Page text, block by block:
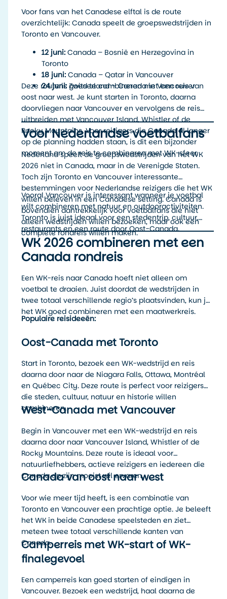
Voor fans van het Canadese elftal is de route
overzichtelijk: Canada speelt de groepswedstrijden in
Toronto en Vancouver.
12 juni: Canada – Bosnië en Herzegovina in
Toronto
18 juni: Canada – Qatar in Vancouver
24 juni: Zwitserland – Canada in Vancouver
Deze route is goed te combineren met een reis van
oost naar west. Je kunt starten in Toronto, daarna
doorvliegen naar Vancouver en vervolgens de reis
uitbreiden met Vancouver Island, Whistler of de
Rocky Mountains. Voor reizigers die Canada al langer
op de planning hadden staan, is dit een bijzonder
moment om de reis te combineren met WK-sfeer.
Voor Nederlandse voetbalfans
Nederland speelt de groepswedstrijden van het WK
2026 niet in Canada, maar in de Verenigde Staten.
Toch zijn Toronto en Vancouver interessante
bestemmingen voor Nederlandse reizigers die het WK
willen beleven in een Canadese setting. Canada is
bovendien aantrekkelijk voor voetbalfans die niet
alleen wedstrijden willen bezoeken, maar ook een
complete rondreis willen maken.
Vooral Vancouver is interessant wanneer je voetbal
wilt combineren met natuur en outdooractiviteiten.
Toronto is juist ideaal voor een stedentrip, cultuur,
restaurants en een route door Oost-Canada.
WK 2026 combineren met een
Canada rondreis
Een WK-reis naar Canada hoeft niet alleen om
voetbal te draaien. Juist doordat de wedstrijden in
twee totaal verschillende regio’s plaatsvinden, kun je
het WK goed combineren met een maatwerkreis.
Populaire reisideeën:
Oost-Canada met Toronto
Start in Toronto, bezoek een WK-wedstrijd en reis
daarna door naar de Niagara Falls, Ottawa, Montréal
en Québec City. Deze route is perfect voor reizigers
die steden, cultuur, natuur en historie willen
combineren.
West-Canada met Vancouver
Begin in Vancouver met een WK-wedstrijd en reis
daarna door naar Vancouver Island, Whistler of de
Rocky Mountains. Deze route is ideaal voor
natuurliefhebbers, actieve reizigers en iedereen die
Canada op zijn mooist wil ervaren.
Canada van oost naar west
Voor wie meer tijd heeft, is een combinatie van
Toronto en Vancouver een prachtige optie. Je beleeft
het WK in beide Canadese speelsteden en ziet
meteen twee totaal verschillende kanten van
Canada.
Camperreis met WK-start of WK-
finalegevoel
Een camperreis kan goed starten of eindigen in
Vancouver. Bezoek een wedstrijd, haal daarna de